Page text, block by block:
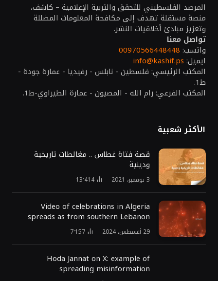
المرصد الفلسطيني للتحقق والتربية الإعلامية – كاشف،
منصة مستقلة تهدف إلى مكافحة المعلومات المضللة
وتعزيز مبادئ أخلاقيات النشر.
تواصل معنا
واتسب: 00970566448448
ايميل: info@kashif.ps
المكتب الرئيسي: فلسطين - نابلس - رفيديا - عمارة جودة -
ط1.
المكتب الفرعي: رام الله - المصيون - عمارة الطيراوي-ط1.
الأكثر شعبية
قصة فتاة غطاس .. مغالطات تاريخية
ودينية
3 نوفمبر، 2021 13٬414
Video of celebrations in Algeria
spreads as from southern Lebanon
29 أغسطس، 2024 7٬157
Hoda Jannat on X: example of
spreading misinformation